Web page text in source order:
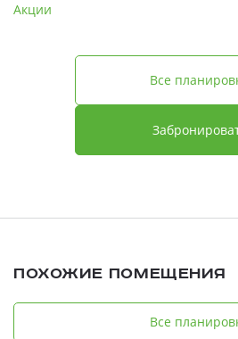
Акции
Все
Похожие помещения
Все